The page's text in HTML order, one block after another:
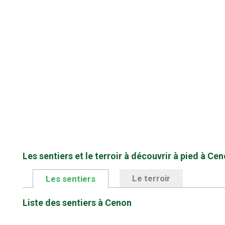
Les sentiers et le terroir à découvrir à pied à
Les sentiers Le terroir
Liste des sentiers à Cenon